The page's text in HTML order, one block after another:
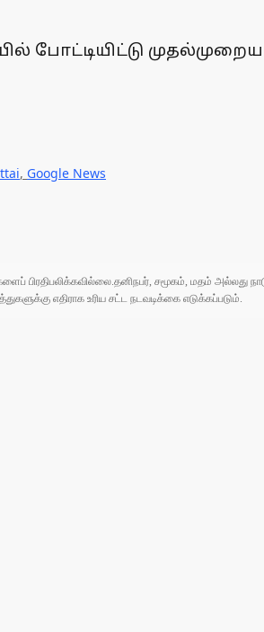
போட்டியிட்டு
, Google News
பிரதிபலிக்கவில்லை.தனிநபர், சமூகம், மதம் அல்லது
எதிராக உரிய சட்ட நடவடிக்கை எடுக்கப்படும்.